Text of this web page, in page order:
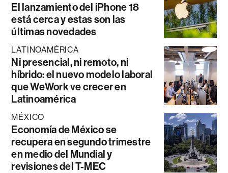
El lanzamiento del iPhone 18
está cerca y estas son las
últimas novedades
LATINOAMÉRICA
Ni presencial, ni remoto, ni
híbrido: el nuevo modelo laboral
que WeWork ve crecer en
Latinoamérica
MÉXICO
Economía de México se
recupera en segundo trimestre
en medio del Mundial y
revisiones del T-MEC